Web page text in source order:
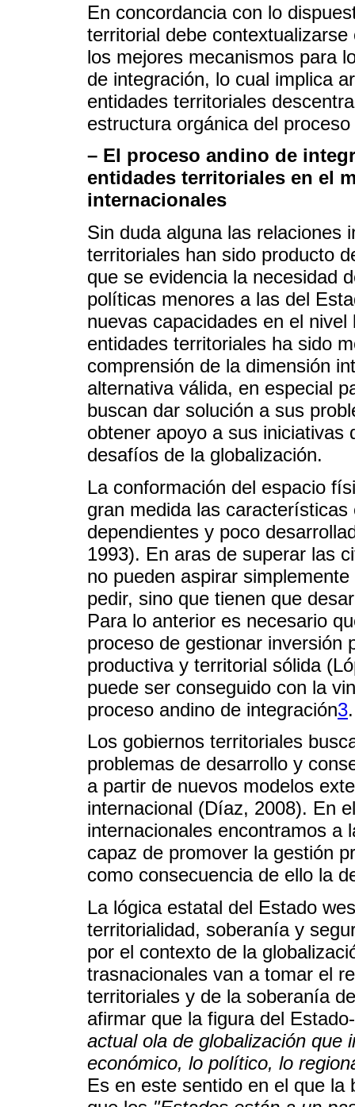
En concordancia con lo
territorial debe
los mejores mecanismos para
de integración, lo cual implica
entidades territoriales
estructura orgánica del
– El proceso andino de
entidades territoriales en el
internacionales
Sin duda alguna las relaciones
territoriales han sido producto
que se evidencia la necesidad
políticas menores a las del
nuevas capacidades en el
entidades territoriales ha sido
comprensión de la dimensión
alternativa válida, en especial
buscan dar solución a sus
obtener apoyo a sus iniciativas
desafíos de la globalización.
La conformación del espacio
gran medida las
dependientes y poco
1993). En aras de superar las
no pueden aspirar
pedir, sino que tienen que
Para lo anterior es necesario
proceso de gestionar inversión
productiva y territorial sólida
puede ser conseguido con la
proceso andino de integración3.
Los gobiernos territoriales
problemas de desarrollo y
a partir de nuevos modelos
internacional (Díaz, 2008). En
internacionales encontramos a
capaz de promover la gestión
como consecuencia de ello la
La lógica estatal del Estado
territorialidad, soberanía y
por el contexto de la
trasnacionales van a tomar el
territoriales y de la soberanía
afirmar que la figura del
actual ola de globalización que
económico, lo político, lo
Es en este sentido en el que